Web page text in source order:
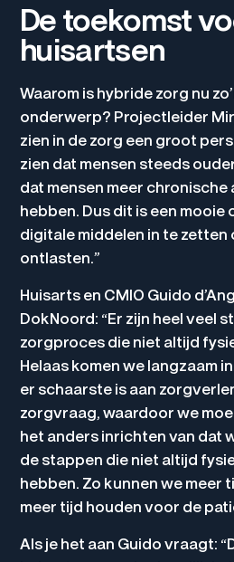
De toekomst
huisartsen
Waarom is hybride zorg nu
onderwerp? Projectleider
zien in de zorg een groot
zien dat mensen steeds
dat mensen meer chronische
hebben. Dus dit is een
digitale middelen in te zetten
ontlasten.”
Huisarts en CMIO Guido
DokNoord: “Er zijn heel veel
zorgproces die niet altijd
Helaas komen we langzaam
er schaarste is aan
zorgvraag, waardoor we
het anders inrichten van dat
de stappen die niet altijd
hebben. Zo kunnen we meer
meer tijd houden voor de
Als je het aan Guido vraagt: